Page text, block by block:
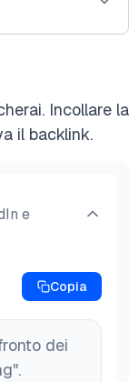
di fare
quando hai
o
Incollare la
il backlink.
e
Copia
dei